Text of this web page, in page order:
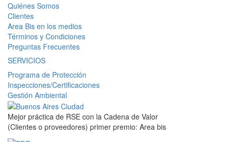
Quiénes Somos
Clientes
Area Bis en los medios
Términos y Condiciones
Preguntas Frecuentes
SERVICIOS
Programa de Protección
Inspecciones/Certificaciones
Gestión Ambiental
Mejor práctica de RSE con la Cadena de Valor
(Clientes o proveedores) primer premio: Area bis